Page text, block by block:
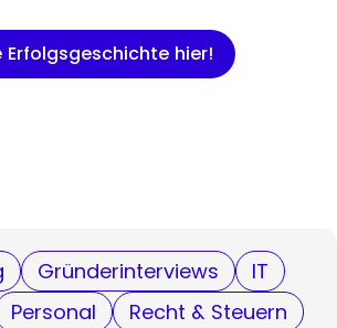
hier!
Gründerinterviews
IT
Personal
Recht & Steuern